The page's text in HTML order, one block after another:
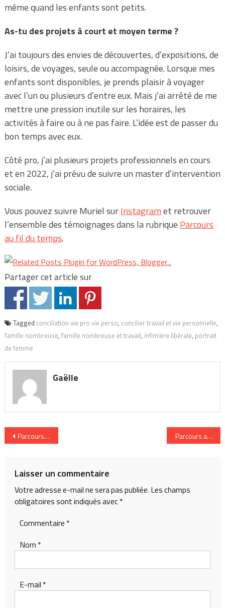
même quand les enfants sont petits.
As-tu des projets à court et moyen terme ?
J’ai toujours des envies de découvertes, d’expositions, de
loisirs, de voyages, seule ou accompagnée. Lorsque mes
enfants sont disponibles, je prends plaisir à voyager
avec l’un ou plusieurs d’entre eux. Mais j’ai arrêté de me
mettre une pression inutile sur les horaires, les
activités à faire ou à ne pas faire. L’idée est de passer du
bon temps avec eux.
Côté pro, j’ai plusieurs projets professionnels en cours
et en 2022, j’ai prévu de suivre un master d’intervention
sociale.
Vous pouvez suivre Muriel surInstagramet retrouver
l’ensemble des témoignages dans la rubrique Parcours
au fil du temps.
Partager cet article sur
Tagged conciliation vie pro vie perso, concilier travail et vie personnelle,
famille nombreuse, famille nombreuse et travail, infimière libérale, portrait
de femme
Gaëlle
Navigation
l’article
Parcours au fil du temps : Isabelle (E-Zabel) Parcours au fil
Laisser un commentaire
Votre adresse e-mail ne sera pas publiée. Les champs
obligatoires sont indiqués avec*
Commentaire *
Nom *
E-mail *